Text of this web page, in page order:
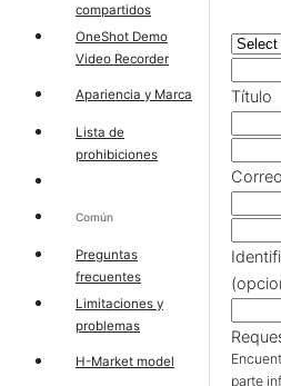
compartidos
OneShot Demo
Video Recorder
Apariencia y Marca
Lista de
prohibiciones
Común
Preguntas
frecuentes
Limitaciones y
problemas
H-Market model
Título
Correo
parte